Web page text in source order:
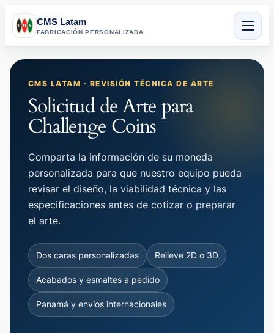
CMS Latam
FABRICACIÓN PERSONALIZADA
al
contenido
CMS LATAM · REVISIÓN TÉCNICA DE ARTE
Solicitud de Arte para
Challenge Coins
Comparta la información de su moneda
personalizada para que nuestro equipo pueda
revisar el diseño, la viabilidad técnica y las
especificaciones antes de cotizar o preparar
el arte.
Dos caras personalizadas Relieve 2D o 3D
Acabados y esmaltes a pedido
Panamá y envíos internacionales